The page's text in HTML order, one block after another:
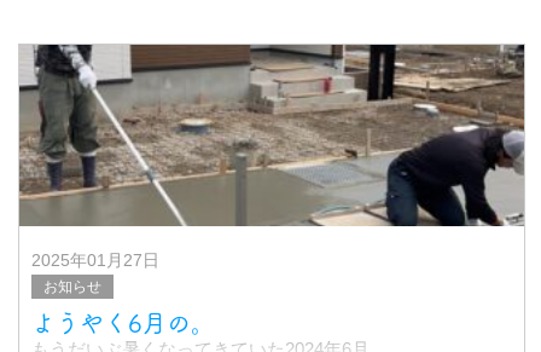
♪熱中症対策には、水分だけじゃダメなの、
一緒にとって欲しいもの
そ
2025年01月27日
お知らせ
ようやく6月の。